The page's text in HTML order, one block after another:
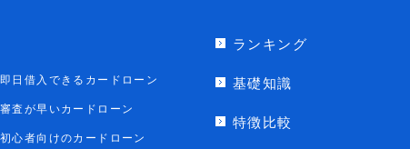
即日借入できるカードローン
審査が早いカードローン
初心者向けのカードローン
ランキング
基礎知識
特徴比較